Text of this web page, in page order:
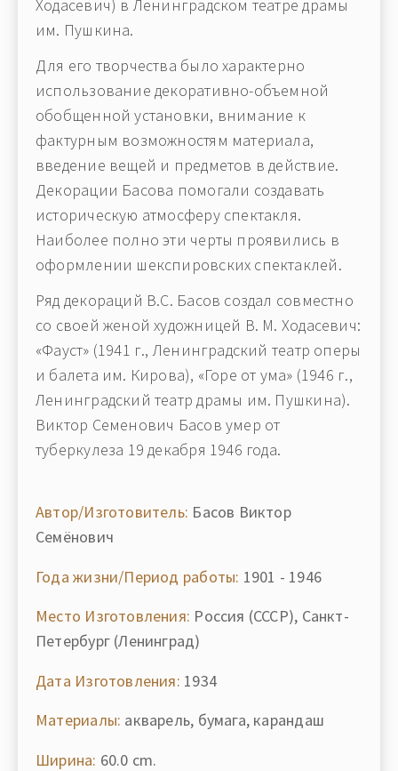
Ходасевич) в Ленинградском театре драмы
им. Пушкина.
Для его творчества было характерно
использование декоративно-объемной
обобщенной установки, внимание к
фактурным возможностям материала,
введение вещей и предметов в действие.
Декорации Басова помогали создавать
историческую атмосферу спектакля.
Наиболее полно эти черты проявились в
оформлении шекспировских спектаклей.
Ряд декораций В.С. Басов создал совместно
со своей женой художницей В. М. Ходасевич:
«Фауст» (1941 г., Ленинградский театр оперы
и балета им. Кирова), «Горе от ума» (1946 г.,
Ленинградский театр драмы им. Пушкина).
Виктор Семенович Басов умер от
туберкулеза 19 декабря 1946 года.
Автор/Изготовитель: Басов Виктор
Семёнович
Года жизни/Период работы: 1901 - 1946
Место Изготовления: Россия (СССР), Санкт-
Петербург (Ленинград)
Дата Изготовления: 1934
Материалы: акварель, бумага, карандаш
Ширина: 60.0 cm.